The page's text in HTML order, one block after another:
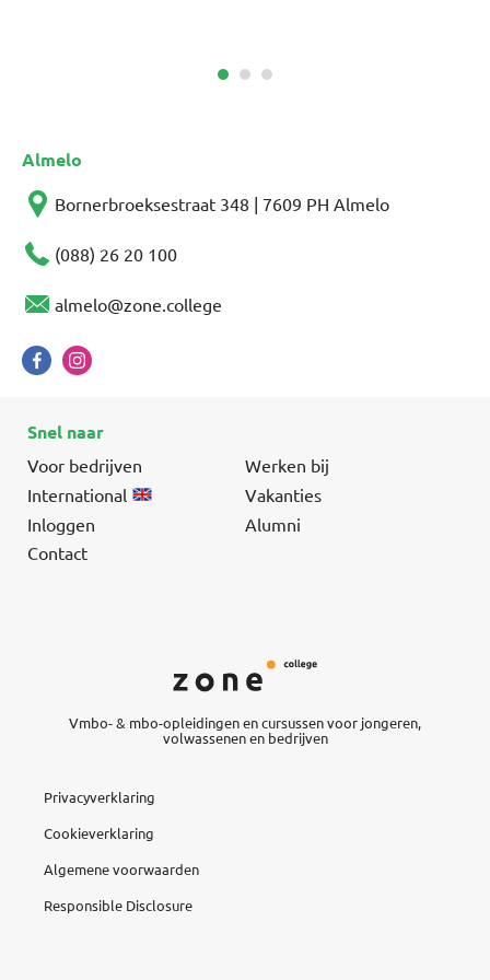
Almelo
Bornerbroeksestraat 348 | 7609 PH Almelo
(088) 26 20 100
almelo@zone.college
Snel naar
Voor bedrijven
Werken bij
International
Vakanties
Inloggen
Alumni
Contact
Vmbo- & mbo-opleidingen en cursussen voor jongeren,
volwassenen en bedrijven
Privacyverklaring
Cookieverklaring
Algemene voorwaarden
Responsible Disclosure